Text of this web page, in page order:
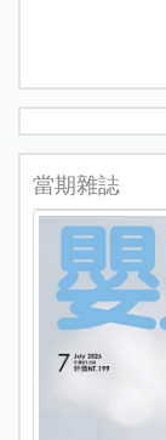
當期雜誌